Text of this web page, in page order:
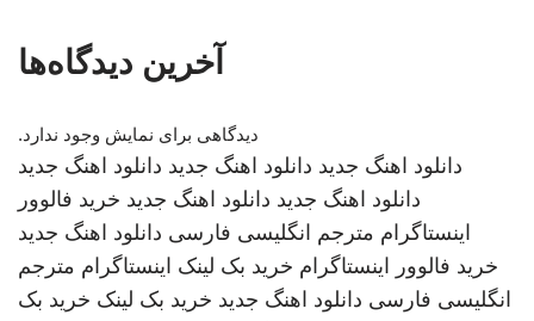
آخرین دیدگاه‌ها
دیدگاهی برای نمایش وجود ندارد.
دانلود اهنگ جدید دانلود اهنگ جدید دانلود اهنگ جدید
دانلود اهنگ جدید دانلود اهنگ جدید خرید فالوور
اینستاگرام مترجم انگلیسی فارسی دانلود اهنگ جدید
خرید فالوور اینستاگرام خرید بک لینک اینستاگرام مترجم
انگلیسی فارسی دانلود اهنگ جدید خرید بک لینک خرید بک